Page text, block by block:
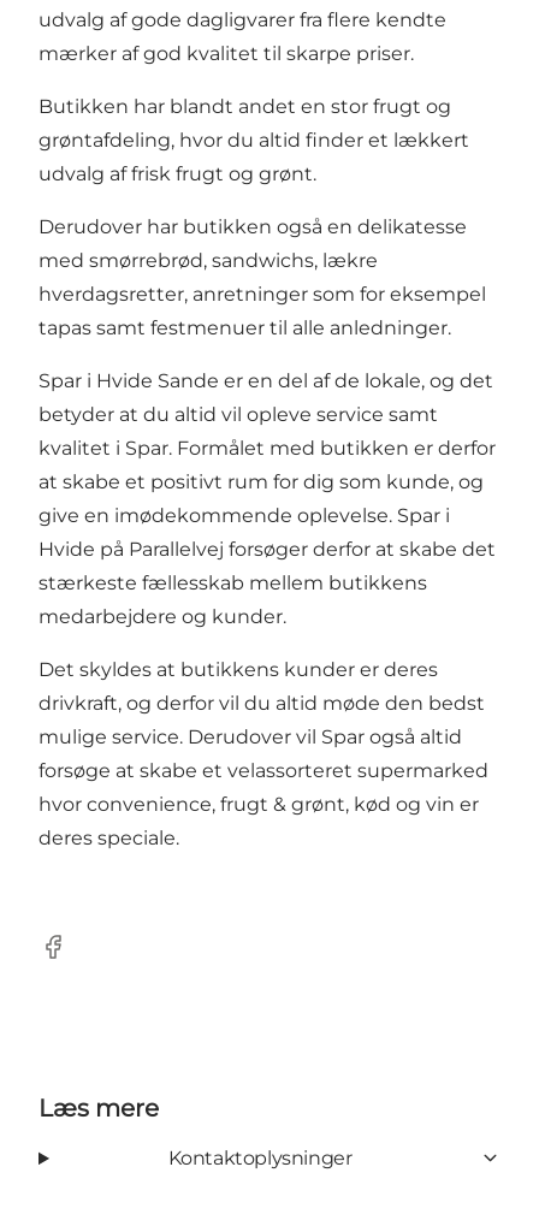
udvalg af gode dagligvarer fra flere kendte
mærker af god kvalitet til skarpe priser.
Butikken har blandt andet en stor frugt og
grøntafdeling, hvor du altid finder et lækkert
udvalg af frisk frugt og grønt.
Derudover har butikken også en delikatesse
med smørrebrød, sandwichs, lækre
hverdagsretter, anretninger som for eksempel
tapas samt festmenuer til alle anledninger.
Spar i Hvide Sande er en del af de lokale, og det
betyder at du altid vil opleve service samt
kvalitet i Spar. Formålet med butikken er derfor
at skabe et positivt rum for dig som kunde, og
give en imødekommende oplevelse. Spar i
Hvide på Parallelvej forsøger derfor at skabe det
stærkeste fællesskab mellem butikkens
medarbejdere og kunder.
Det skyldes at butikkens kunder er deres
drivkraft, og derfor vil du altid møde den bedst
mulige service. Derudover vil Spar også altid
forsøge at skabe et velassorteret supermarked
hvor convenience, frugt & grønt, kød og vin er
deres speciale.
Facebook
Læs mere
Kontaktoplysninger